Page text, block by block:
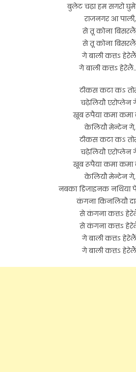
बुलेट चढ़ा हम सगरो
राजनगर आ पाली,
से तू कोना
से तू कोना
गे बाली कत्तऽ
गे बाली कत्तऽ
टीकस कटा कऽ
चढ़ेलियौ एरोप्लेन
खूब रूपैया कमा कमा
केलियौ मेन्टेन गे,
टीकस कटा कऽ
चढ़ेलियौ एरोप्लेन
खूब रूपैया कमा कमा
केलियौ मेन्टेन गे,
नबका डिजाइनक नथिया
कंगना किनलियौ
से कंगना कत्तऽ
से कंगना कत्तऽ
गे बाली कत्तऽ
गे बाली कत्तऽ